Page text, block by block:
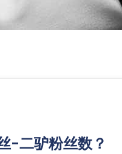
-二驴粉丝数？